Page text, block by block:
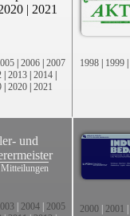
| 2021
| 2006 | 2007
| 2013 | 2014 |
| 2020 | 2021
1998 | 1999 |
und
2004 2005
2000 2001